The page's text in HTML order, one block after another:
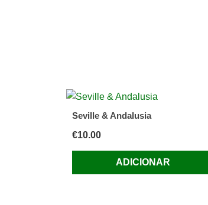
Seville & Andalusia
€10.00
ADICIONAR